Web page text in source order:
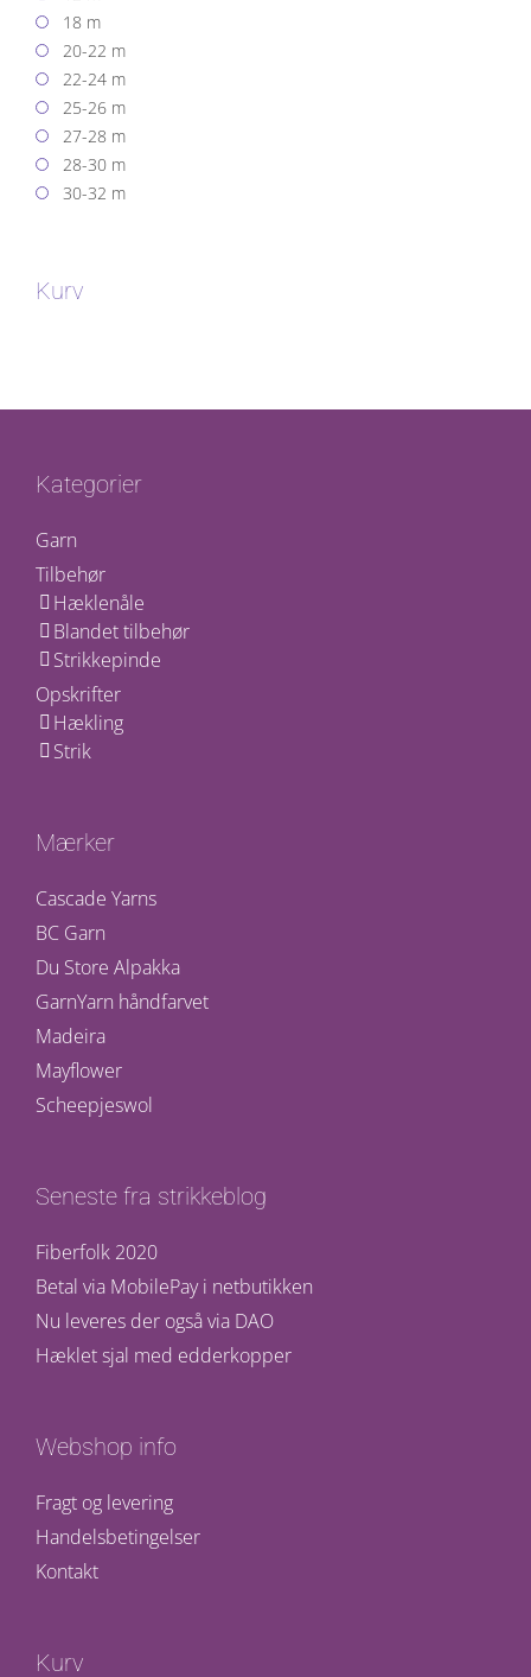
18 m
20-22 m
22-24 m
25-26 m
27-28 m
28-30 m
30-32 m
Kurv
Kategorier
Garn
Tilbehør
Hæklenåle
Blandet tilbehør
Strikkepinde
Opskrifter
Hækling
Strik
Mærker
Cascade Yarns
BC Garn
Du Store Alpakka
GarnYarn håndfarvet
Madeira
Mayflower
Scheepjeswol
Seneste fra strikkeblog
Fiberfolk 2020
Betal via MobilePay i netbutikken
Nu leveres der også via DAO
Hæklet sjal med edderkopper
Webshop info
Fragt og levering
Handelsbetingelser
Kontakt
Kurv